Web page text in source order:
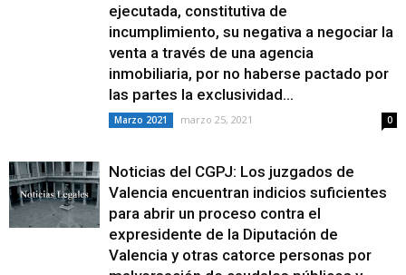
ejecutada, constitutiva de
incumplimiento, su negativa a negociar la
venta a través de una agencia
inmobiliaria, por no haberse pactado por
las partes la exclusividad...
Marzo 2021 marzo 25, 2021 0
Noticias del CGPJ: Los juzgados de
Valencia encuentran indicios suficientes
para abrir un proceso contra el
expresidente de la Diputación de
Valencia y otras catorce personas por